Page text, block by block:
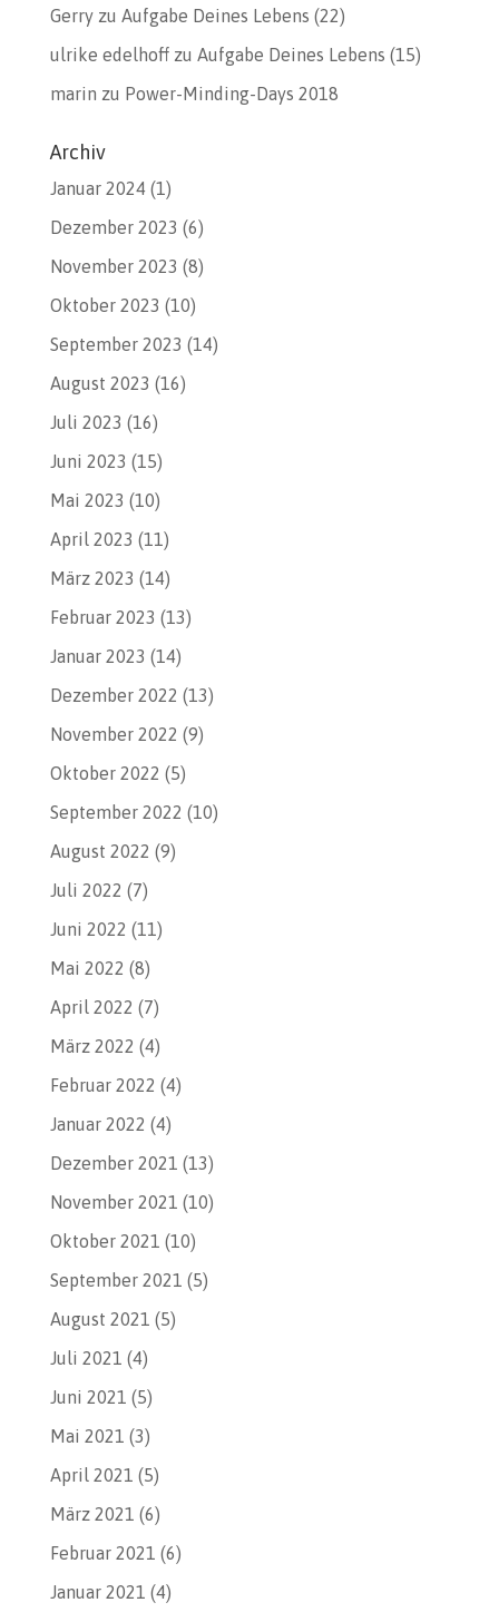
Gerryzu Aufgabe Deines Lebens (22)
ulrike edelhoffzu Aufgabe Deines Lebens (15)
marin zu Power-Minding-Days 2018
Archiv
Januar 2024(1)
Dezember 2023 (6)
November 2023 (8)
Oktober 2023 (10)
September 2023 (14)
August 2023 (16)
Juli 2023 (16)
Juni 2023 (15)
Mai 2023 (10)
April 2023 (11)
März 2023 (14)
Februar 2023 (13)
Januar 2023 (14)
Dezember 2022 (13)
November 2022 (9)
Oktober 2022 (5)
September 2022 (10)
August 2022 (9)
Juli 2022 (7)
Juni 2022 (11)
Mai 2022 (8)
April 2022 (7)
März 2022 (4)
Februar 2022 (4)
Januar 2022 (4)
Dezember 2021 (13)
November 2021 (10)
Oktober 2021 (10)
September 2021 (5)
August 2021 (5)
Juli 2021 (4)
Juni 2021 (5)
Mai 2021 (3)
April 2021 (5)
März 2021 (6)
Februar 2021 (6)
Januar 2021 (4)